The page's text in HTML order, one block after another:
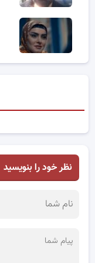
نظر خود را بنویسید